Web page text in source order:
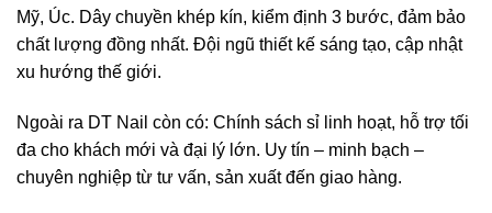
Mỹ, Úc. Dây chuyền khép kín, kiểm định 3 bước, đảm bảo
chất lượng đồng nhất. Đội ngũ thiết kế sáng tạo, cập nhật
xu hướng thế giới.
Ngoài ra DT Nail còn có: Chính sách sỉ linh hoạt, hỗ trợ tối
đa cho khách mới và đại lý lớn. Uy tín – minh bạch –
chuyên nghiệp từ tư vấn, sản xuất đến giao hàng.